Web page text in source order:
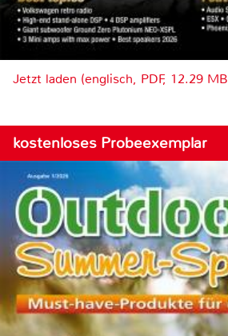
Jetzt laden (englisch, PDF, 12.29
kostenloses Probeexemplar